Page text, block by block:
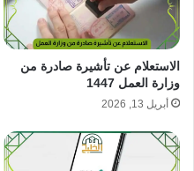
الاستعلام عن تأشيرة صادرة من
وزارة العمل 1447
أبريل 13, 2026